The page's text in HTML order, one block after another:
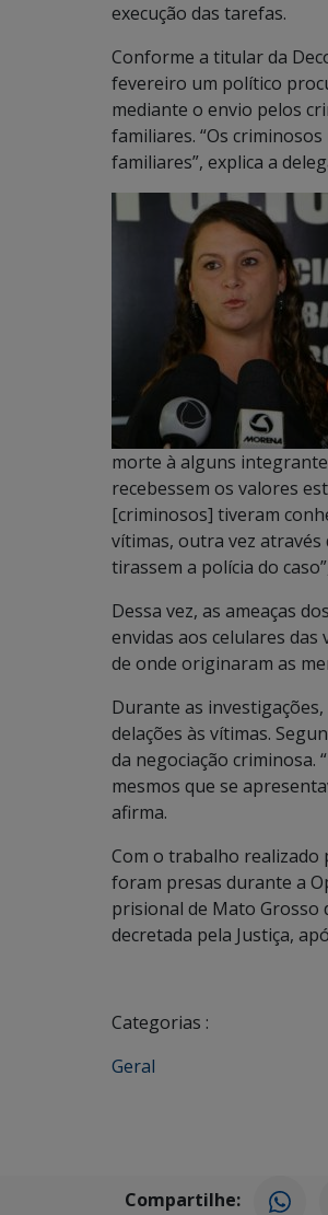
execução das tarefas.
Conforme a titular da
fevereiro um político
mediante o envio pelos
familiares. “Os
familiares”, explica a
morte à alguns
recebessem os valores
[criminosos] tiveram
vítimas, outra vez através
tirassem a polícia do
Dessa vez, as ameaças
envidas aos celulares
de onde originaram as
Durante as
delações às vítimas.
da negociação criminosa.
mesmos que se
afirma.
Com o trabalho realizado
foram presas durante a
prisional de Mato Grosso
decretada pela Justiça,
Categorias :
Geral
Compartilhe: